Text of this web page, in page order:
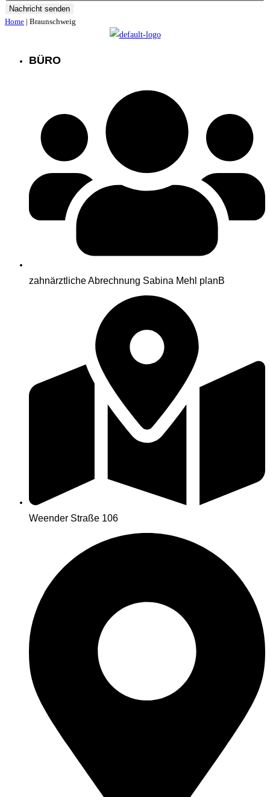
Nachricht senden
Home | Braunschweig
BÜRO
zahnärztliche Abrechnung Sabina Mehl planB
Weender Straße 106